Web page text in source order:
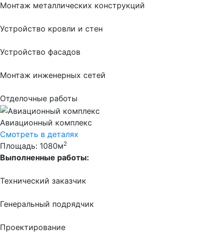
Монтаж металлических конструкций
Устройство кровли и стен
Устройство фасадов
Монтаж инженерных сетей
Отделочные работы
Авиационный комплекс
Смотреть в деталях
Площадь: 1080м2
Выполненные работы:
Технический заказчик
Генеральный подрядчик
Проектирование